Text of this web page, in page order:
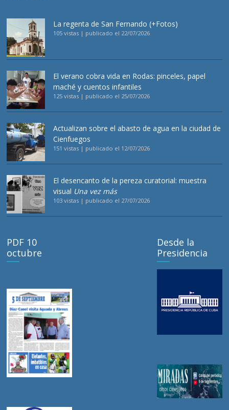
La regenta de San Fernando (+Fotos)
105 vistas | publicado el 22/07/2026
El verano cobra vida en Rodas: pinceles, papel
maché y cuentos infantiles
125 vistas | publicado el 25/07/2026
Actualizan sobre el abasto de agua en la ciudad de
Cienfuegos
151 vistas | publicado el 12/07/2026
El desencanto de la pereza curatorial: muestra
visual Una vez más
103 vistas | publicado el 27/07/2026
PDF 10
octubre
Desde la
Presidencia